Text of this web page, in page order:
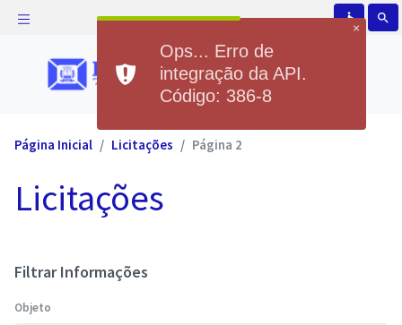
accessible search
Página Inicial Licitações Página 2
Licitações
Filtrar Informações
Objeto
×
Ops... Erro de
integração da API.
Código: 386-8